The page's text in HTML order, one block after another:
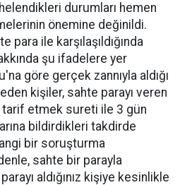
durumları hemen
önemine değinildi.
para ile karşılaşıldığında
şu ifadelere yer
göre gerçek zannıyla aldığı
kişiler, sahte parayı veren
etmek sureti ile 3 gün
bildirdikleri takdirde
bir soruşturma
sahte bir parayla
aldığınız kişiye kesinlikle